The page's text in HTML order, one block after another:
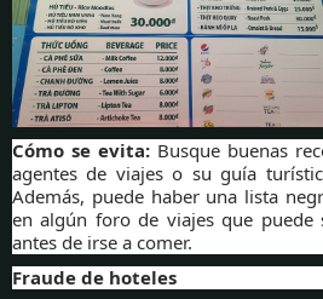
Cómo se evita: Busque buenas
agentes de viajes o su guía
Además, puede haber una lista
en algún foro de viajes que puede
antes de irse a comer.
Fraude de hoteles